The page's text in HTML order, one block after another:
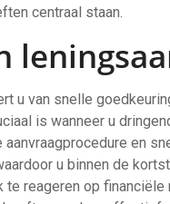
centraal staan.
u van snelle
is wanneer u
en
u binnen de
reageren op